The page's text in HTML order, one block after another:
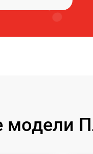
модели